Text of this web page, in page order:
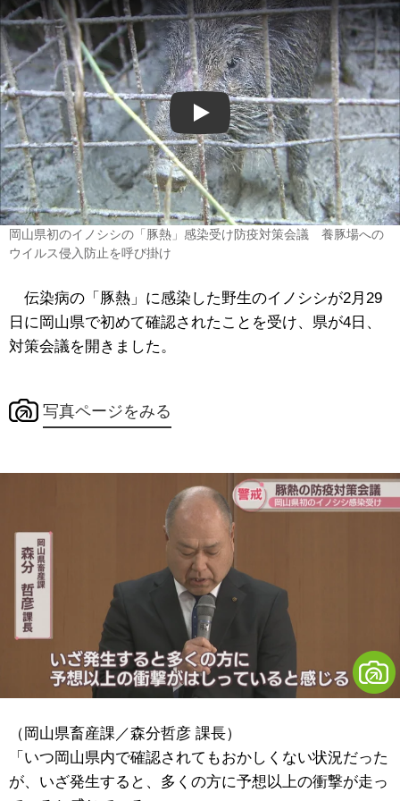
Play
岡山県初のイノシシの「豚熱」感染受け防疫対策会議 養豚場への
ウイルス侵入防止を呼び掛け
伝染病の「豚熱」に感染した野生のイノシシが2月29
日に岡山県で初めて確認されたことを受け、県が4日、
対策会議を開きました。
写真ページをみる
（岡山県畜産課／森分哲彦 課長）
「いつ岡山県内で確認されてもおかしくない状況だった
が、いざ発生すると、多くの方に予想以上の衝撃が走っ